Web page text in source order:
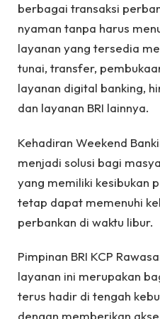
berbagai transaksi
nyaman tanpa harus
layanan yang tersedia
tunai, transfer,
layanan digital banking,
dan layanan BRI lainnya.
Kehadiran Weekend
menjadi solusi bagi
yang memiliki kesibukan
tetap dapat memenuhi
perbankan di waktu libur.
Pimpinan BRI KCP
layanan ini merupakan
terus hadir di tengah
dengan memberikan